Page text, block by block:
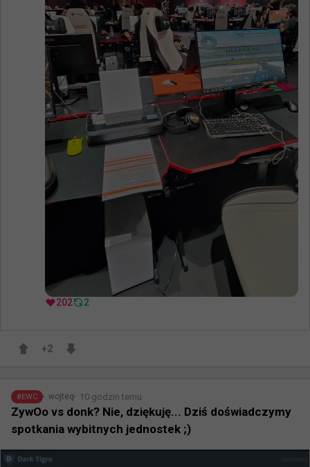
202 2
+2
#EWC wojteq 10 godzin temu
ZywOo vs donk? Nie, dziękuję... Dziś doświadczymy
spotkania wybitnych jednostek ;)